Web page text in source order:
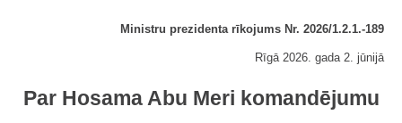
Ministru prezidenta rīkojums Nr. 2026/1.2.1.-189
Rīgā 2026. gada 2. jūnijā
Par Hosama Abu Meri komandējumu